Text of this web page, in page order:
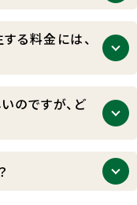
ず、当社専門スタッ
す。他のお客さまか
だいております。ご
、どうかご遠慮なさ
る料金には、
、雑費、料理、返
火葬料金等が必要と
員さまは、富士葬祭
だけるようになっ
のですが、ど
前相談や生前お見
のご相談はもちろ
でのご相談を承っ